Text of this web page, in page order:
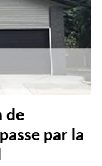
de
par la